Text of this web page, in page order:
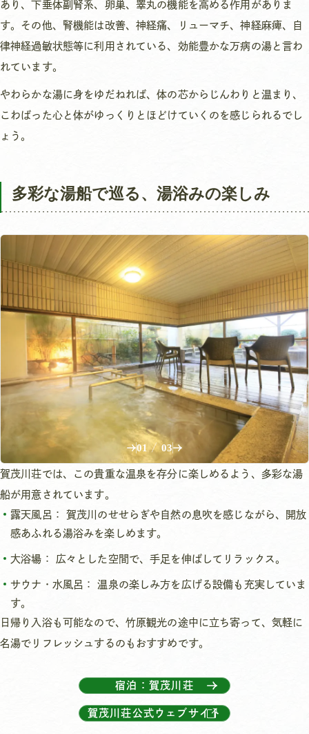
あり、下垂体副腎系、卵巣、睾丸の機能を高める作用がありま
す。その他、腎機能は改善、神経痛、リューマチ、神経麻痺、自
律神経過敏状態等に利用されている、効能豊かな万病の湯と言わ
れています。
やわらかな湯に身をゆだねれば、体の芯からじんわりと温まり、
こわばった心と体がゆっくりとほどけていくのを感じられるでし
ょう。
多彩な湯船で巡る、湯浴みの楽しみ
01 / 03
賀茂川荘では、この貴重な温泉を存分に楽しめるよう、多彩な湯
船が用意されています。
露天風呂： 賀茂川のせせらぎや自然の息吹を感じながら、開放
感あふれる湯浴みを楽しめます。
大浴場： 広々とした空間で、手足を伸ばしてリラックス。
サウナ・水風呂： 温泉の楽しみ方を広げる設備も充実していま
す。
日帰り入浴も可能なので、竹原観光の途中に立ち寄って、気軽に
名湯でリフレッシュするのもおすすめです。
宿泊：賀茂川荘
賀茂川荘公式ウェブサイト